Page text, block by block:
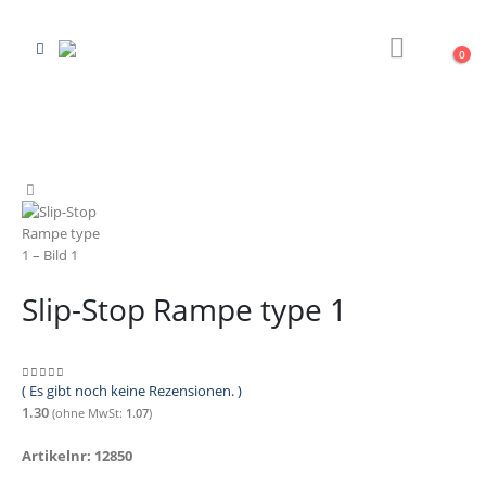
0
Slip-Stop Rampe type 1
0 out of 5
( Es gibt noch keine Rezensionen. )
1.30 (ohne MwSt: 1.07)
Artikelnr: 12850